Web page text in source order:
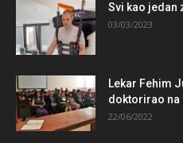
Svi kao jedan
03/03/2023
Lekar Fehim
doktorirao na
22/06/2022